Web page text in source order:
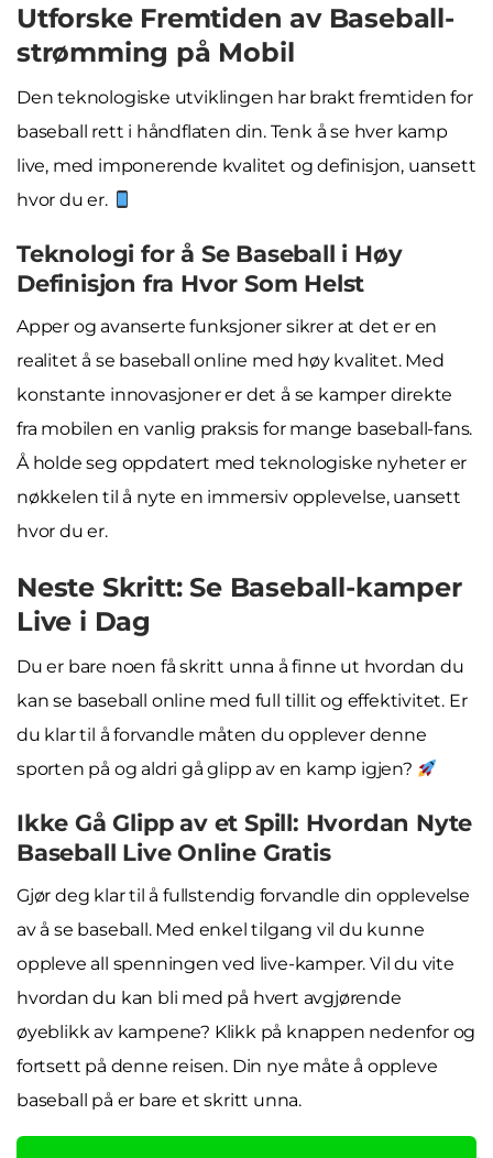
Utforske Fremtiden av Baseball-
strømming på Mobil
Den teknologiske utviklingen har brakt fremtiden for
baseball rett i håndflaten din. Tenk å se hver kamp
live, med imponerende kvalitet og definisjon, uansett
hvor du er.
Teknologi for å Se Baseball i Høy
Definisjon fra Hvor Som Helst
Apper og avanserte funksjoner sikrer at det er en
realitet å se baseball online med høy kvalitet. Med
konstante innovasjoner er det å se kamper direkte
fra mobilen en vanlig praksis for mange baseball-fans.
Å holde seg oppdatert med teknologiske nyheter er
nøkkelen til å nyte en immersiv opplevelse, uansett
hvor du er.
Neste Skritt: Se Baseball-kamper
Live i Dag
Du er bare noen få skritt unna å finne ut hvordan du
kan se baseball online med full tillit og effektivitet. Er
du klar til å forvandle måten du opplever denne
sporten på og aldri gå glipp av en kamp igjen?
Ikke Gå Glipp av et Spill: Hvordan Nyte
Baseball Live Online Gratis
Gjør deg klar til å fullstendig forvandle din opplevelse
av å se baseball. Med enkel tilgang vil du kunne
oppleve all spenningen ved live-kamper. Vil du vite
hvordan du kan bli med på hvert avgjørende
øyeblikk av kampene? Klikk på knappen nedenfor og
fortsett på denne reisen. Din nye måte å oppleve
baseball på er bare et skritt unna.